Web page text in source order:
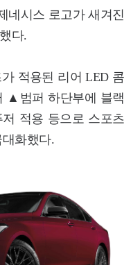
네시스 로고가 새겨진
다.
적용된 리어 LED 콤
▲범퍼 하단부에 블랙
적용 등으로 스포츠
화했다.